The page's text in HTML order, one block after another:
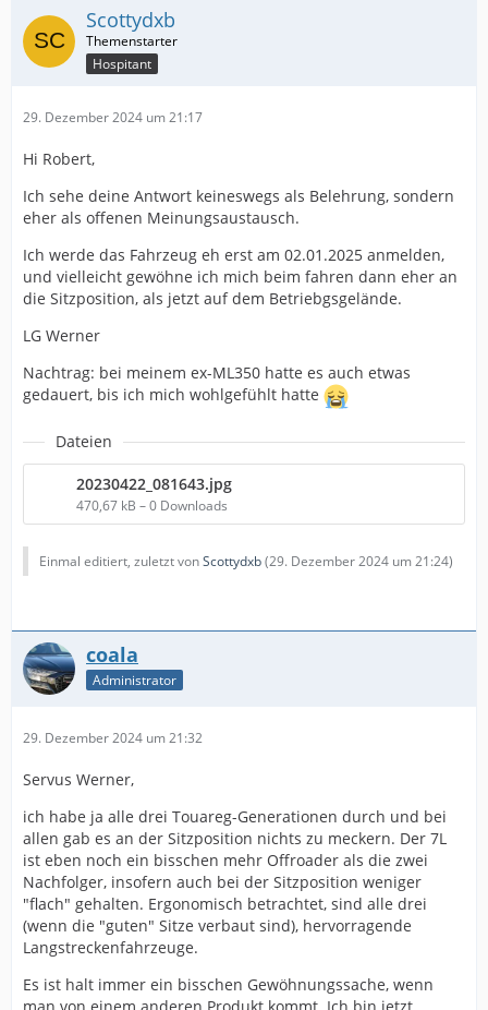
Scottydxb
Hospitant
29. Dezember 2024 um 21:17
Hi Robert,
Ich sehe deine Antwort keineswegs als Belehrung, sondern
eher als offenen Meinungsaustausch.
Ich werde das Fahrzeug eh erst am 02.01.2025 anmelden,
und vielleicht gewöhne ich mich beim fahren dann eher an
die Sitzposition, als jetzt auf dem Betriebgsgelände.
LG Werner
Nachtrag: bei meinem ex-ML350 hatte es auch etwas
gedauert, bis ich mich wohlgefühlt hatte
Dateien
20230422_081643.jpg
470,67 kB – 0 Downloads
Einmal editiert, zuletzt vonScottydxb(29. Dezember 2024 um 21:24)
coala
Administrator
29. Dezember 2024 um 21:32
Servus Werner,
ich habe ja alle drei Touareg-Generationen durch und bei
allen gab es an der Sitzposition nichts zu meckern. Der 7L
ist eben noch ein bisschen mehr Offroader als die zwei
Nachfolger, insofern auch bei der Sitzposition weniger
"flach" gehalten. Ergonomisch betrachtet, sind alle drei
(wenn die "guten" Sitze verbaut sind), hervorragende
Langstreckenfahrzeuge.
Es ist halt immer ein bisschen Gewöhnungssache, wenn